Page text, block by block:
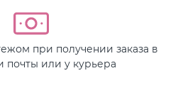
при получении заказа в
почты или у курьера